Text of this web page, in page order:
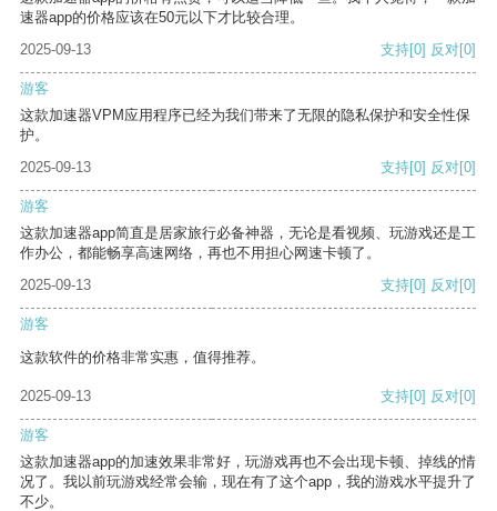
速器app的价格应该在50元以下才比较合理。
2025-09-13
支持[0] 反对[0]
游客
这款加速器VPM应用程序已经为我们带来了无限的隐私保护和安全性保
护。
2025-09-13
支持[0] 反对[0]
游客
这款加速器app简直是居家旅行必备神器，无论是看视频、玩游戏还是工
作办公，都能畅享高速网络，再也不用担心网速卡顿了。
2025-09-13
支持[0] 反对[0]
游客
这款软件的价格非常实惠，值得推荐。
2025-09-13 支持[0] 反对[0]
游客
这款加速器app的加速效果非常好，玩游戏再也不会出现卡顿、掉线的情
况了。我以前玩游戏经常会输，现在有了这个app，我的游戏水平提升了
不少。